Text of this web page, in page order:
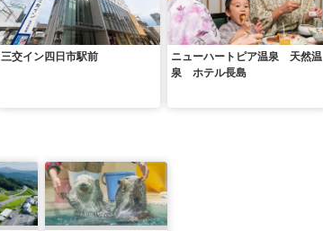
三交イン四日市駅前
ニューハートピア温泉 天然温
泉 ホテル長島